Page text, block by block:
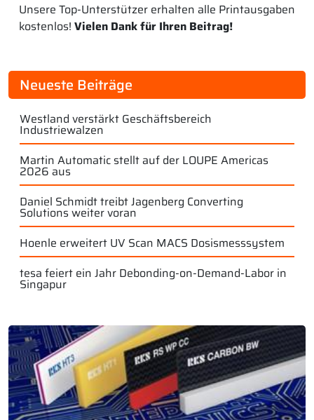
Unsere Top-Unterstützer erhalten alle Printausgaben
kostenlos! Vielen Dank für Ihren Beitrag!
Neueste Beiträge
Westland verstärkt Geschäftsbereich
Industriewalzen
Martin Automatic stellt auf der LOUPE Americas
2026 aus
Daniel Schmidt treibt Jagenberg Converting
Solutions weiter voran
Hoenle erweitert UV Scan MACS Dosismesssystem
tesa feiert ein Jahr Debonding-on-Demand-Labor in
Singapur